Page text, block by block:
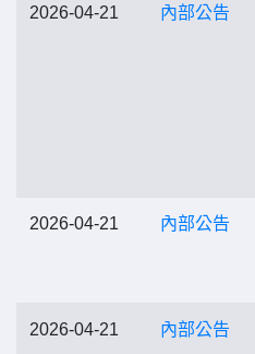
2026-04-21 內部公告
2026-04-21 內部公告
2026-04-21 內部公告